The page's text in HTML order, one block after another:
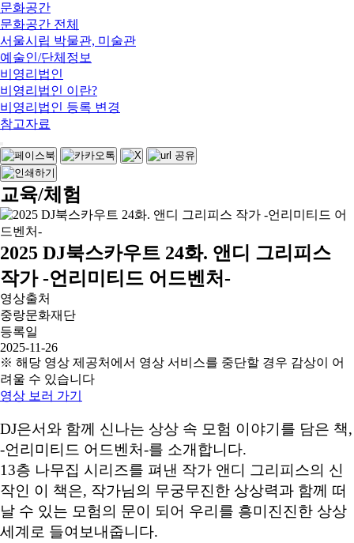
문화공간
문화공간 전체
서울시립 박물관, 미술관
예술인/단체정보
비영리법인
비영리법인 이란?
비영리법인 등록 변경
참고자료
교육/체험
2025 DJ북스카우트 24화. 앤디 그리피스
작가 -언리미티드 어드벤처-
영상출처
중랑문화재단
등록일
2025-11-26
※ 해당 영상 제공처에서 영상 서비스를 중단할 경우 감상이 어
려울 수 있습니다
영상 보러 가기
DJ은서와 함께 신나는 상상 속 모험 이야기를 담은 책,
-언리미티드 어드벤처-를 소개합니다.
13층 나무집 시리즈를 펴낸 작가 앤디 그리피스의 신
작인 이 책은, 작가님의 무궁무진한 상상력과 함께 떠
날 수 있는 모험의 문이 되어 우리를 흥미진진한 상상
세계로 들여보내줍니다.